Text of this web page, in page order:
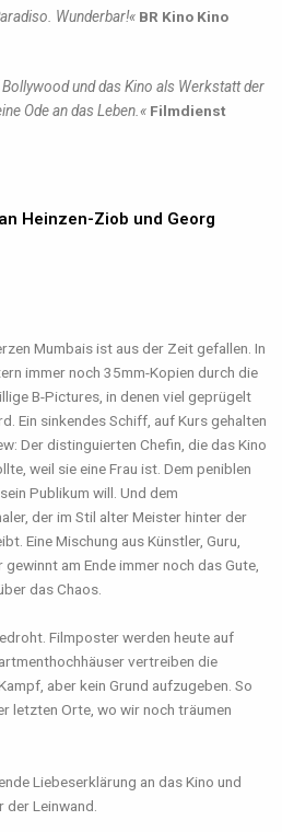
Wunderbar!« BR Kino Kino
und das Kino als Werkstatt der
Ode an das Leben.« Filmdienst
Heinzen-Ziob und Georg
Mumbais ist aus der Zeit gefallen. In
immer noch 35mm-Kopien durch die
B-Pictures, in denen viel geprügelt
Ein sinkendes Schiff, auf Kurs gehalten
Der distinguierten Chefin, die das Kino
weil sie eine Frau ist. Dem peniblen
Publikum will. Und dem
der im Stil alter Meister hinter der
Eine Mischung aus Künstler, Guru,
am Ende immer noch das Gute,
das Chaos.
Filmposter werden heute auf
vertreiben die
aber kein Grund aufzugeben. So
letzten Orte, wo wir noch träumen
Liebeserklärung an das Kino und
der Leinwand.